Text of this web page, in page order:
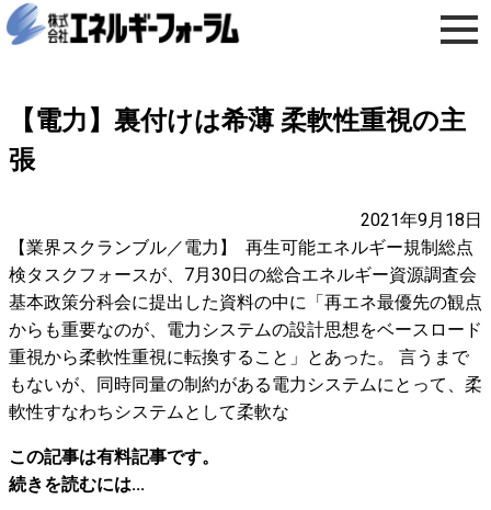
【電力】裏付けは希薄 柔軟性重視の主
張
2021年9月18日
【業界スクランブル／電力】 再生可能エネルギー規制総点
検タスクフォースが、7月30日の総合エネルギー資源調査会
基本政策分科会に提出した資料の中に「再エネ最優先の観点
からも重要なのが、電力システムの設計思想をベースロード
重視から柔軟性重視に転換すること」とあった。 言うまで
もないが、同時同量の制約がある電力システムにとって、柔
軟性すなわちシステムとして柔軟な
この記事は有料記事です。
続きを読むには...